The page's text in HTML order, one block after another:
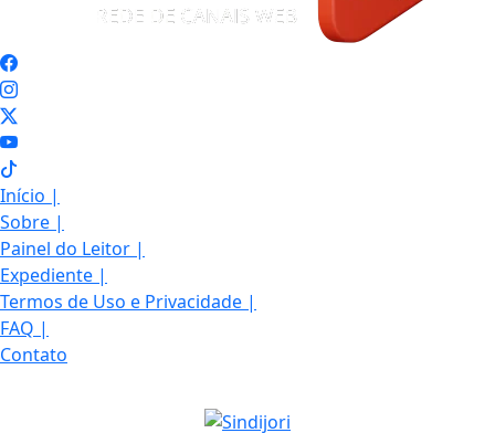
Início |
Sobre |
Painel do Leitor |
Expediente |
Termos de Uso e Privacidade |
FAQ |
Contato